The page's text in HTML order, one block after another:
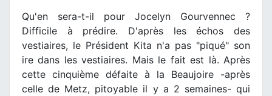
Qu'en sera-t-il pour Jocelyn Gourvennec ?
Difficile à prédire. D'après les échos des
vestiaires, le Président Kita n'a pas "piqué" son
ire dans les vestiaires. Mais le fait est là. Après
cette cinquième défaite à la Beaujoire -après
celle de Metz, pitoyable il y a 2 semaines- qui